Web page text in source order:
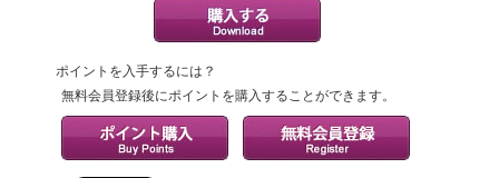
ポイントを入手するには？
無料会員登録後にポイントを購入することができます。